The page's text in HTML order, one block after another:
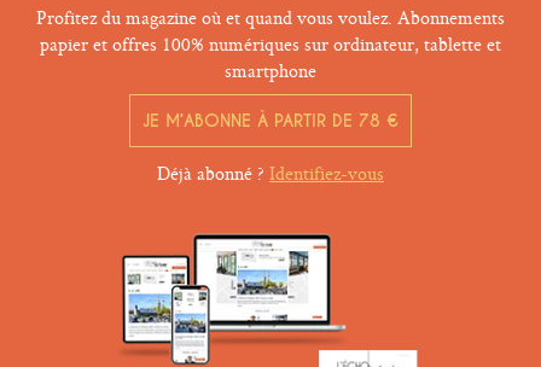
Profitez du magazine où et quand vous voulez. Abonnements
papier et offres 100% numériques sur ordinateur, tablette et
smartphone
JE M’ABONNE À PARTIR DE 78 €
Déjà abonné ? Identifiez-vous